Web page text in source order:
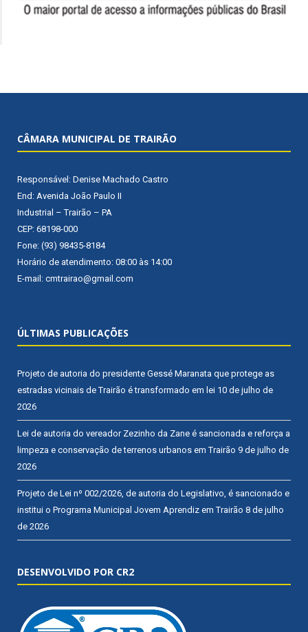
CÂMARA MUNICIPAL DE TRAIRÃO
Responsável: Denise Machado Castro
End: Avenida João Paulo II
Industrial – Trairão – PA
CEP: 68198-000
Fone: (93) 98435-8184
Horário de atendimento: 08:00 às 14:00
E-mail: cmtrairao@gmail.com
ÚLTIMAS PUBLICAÇÕES
Projeto de autoria do presidente Gessé Maranata que protege as
estradas vicinais de Trairão é transformado em lei 10 de julho de
2026
Lei de autoria do vereador Zezinho da Zane é sancionada e reforça a
limpeza e conservação de terrenos urbanos em Trairão 9 de julho de
2026
Projeto de Lei nº 002/2026, de autoria do Legislativo, é sancionado e
institui o Programa Municipal Jovem Aprendiz em Trairão 8 de julho
de 2026
DESENVOLVIDO POR CR2